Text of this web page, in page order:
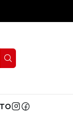
5.08mm
DE
AL